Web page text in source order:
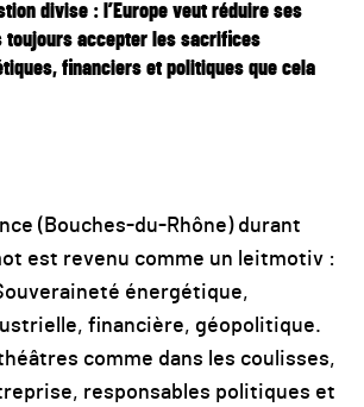
divise : l’Europe veut réduire ses
toujours accepter les sacrifices
financiers et politiques que cela
(Bouches-du-Rhône) durant
est revenu comme un leitmotiv :
énergétique,
financière, géopolitique.
comme dans les coulisses,
responsables politiques et